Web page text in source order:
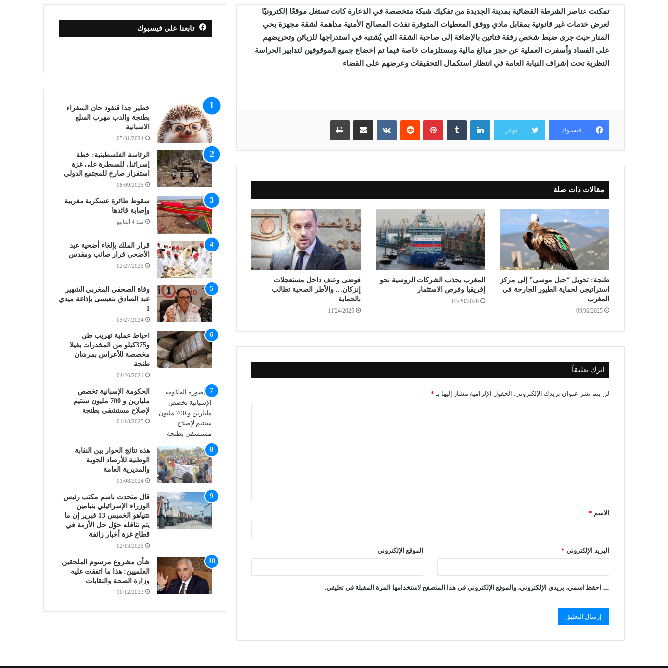
تمكنت عناصر الشرطة القضائية بمدينة الجديدة من تفكيك شبكة متخصصة في الدعارة كانت تستغل موقعًا إلكترونيًا
لعرض خدمات غير قانونية بمقابل مادي ووفق المعطيات المتوفرة نفذت المصالح الأمنية مداهمة لشقة مجهزة بحي
المنار حيث جرى ضبط شخص رفقة فتاتين بالإضافة إلى صاحبة الشقة التي يُشتبه في استدراجها للزبائن وتحريضهم
على الفساد وأسفرت العملية عن حجز مبالغ مالية ومستلزمات خاصة فيما تم إخضاع جميع الموقوفين لتدابير الحراسة
النظرية تحت إشراف النيابة العامة في انتظار استكمال التحقيقات وعرضهم على القضاء
فيسبوك تويتر
لينكدإن بينتيريست مشاركة عبر البريد طباعة
مقالات ذات صلة
طنجة: تحويل “جبل موسى” إلى مركز
استراتيجي لحماية الطيور الجارحة في
المغرب
09/06/2025
المغرب يجذب الشركات الروسية نحو
إفريقيا وفرص الاستثمار
03/20/2026
فوضى وعنف داخل مستعجلات
إنزكان… والأطر الصحية تطالب
بالحماية
11/24/2025
اترك تعليقاً
لن يتم نشر عنوان بريدك الإلكتروني. الحقول الإلزامية مشار إليها بـ *
الاسم *
البريد الإلكتروني * الموقع الإلكتروني
احفظ اسمي، بريدي الإلكتروني، والموقع الإلكتروني في هذا المتصفح لاستخدامها المرة المقبلة في تعليقي.
تابعنا على فيسبوك
خطير جدا قنفود حان السفراء
بطنجة والدب مهرب السلع
الاسبانية
05/31/2024
الرئاسة الفلسطينية: خطة
إسرائيل للسيطرة على غزة
استفزاز صارخ للمجتمع الدولي
08/09/2025
سقوط طائرة عسكرية مغربية
وإصابة قائدها
منذ 4 أسابيع
قرار الملك بإلغاء أضحية عيد
الأضحى قرار صائب ومقدس
02/27/2025
وفاة الصحفي المغربي الشهير
عبد الصادق بنعيسى بإذاعة ميدي
1
05/27/2024
احباط عملية تهريب طن
و375كيلو من المخدرات بفيلا
مخصصة للأعراس بمرشان
طنجة
04/26/2021
الحكومة الإسبانية تخصص
مليارين و 700 مليون سنتيم
لإصلاح مستشفى بطنجة
01/18/2025
هذه نتائج الحوار بين النقابة
الوطنية للأرصاد الجوية
والمديرية العامة
01/08/2024
قال متحدث باسم مكتب رئيس
الوزراء الإسرائيلي بنيامين
نتنياهو الخميس 13 فبرير إن ما
يتم تناقله حوّل حل الأزمة في
قطاع غزة أخبار زائفة
02/13/2025
شأن مشروع مرسوم الملحقين
العلميين: هذا ما اتفقت عليه
وزارة الصحة والنقابات
10/12/2023